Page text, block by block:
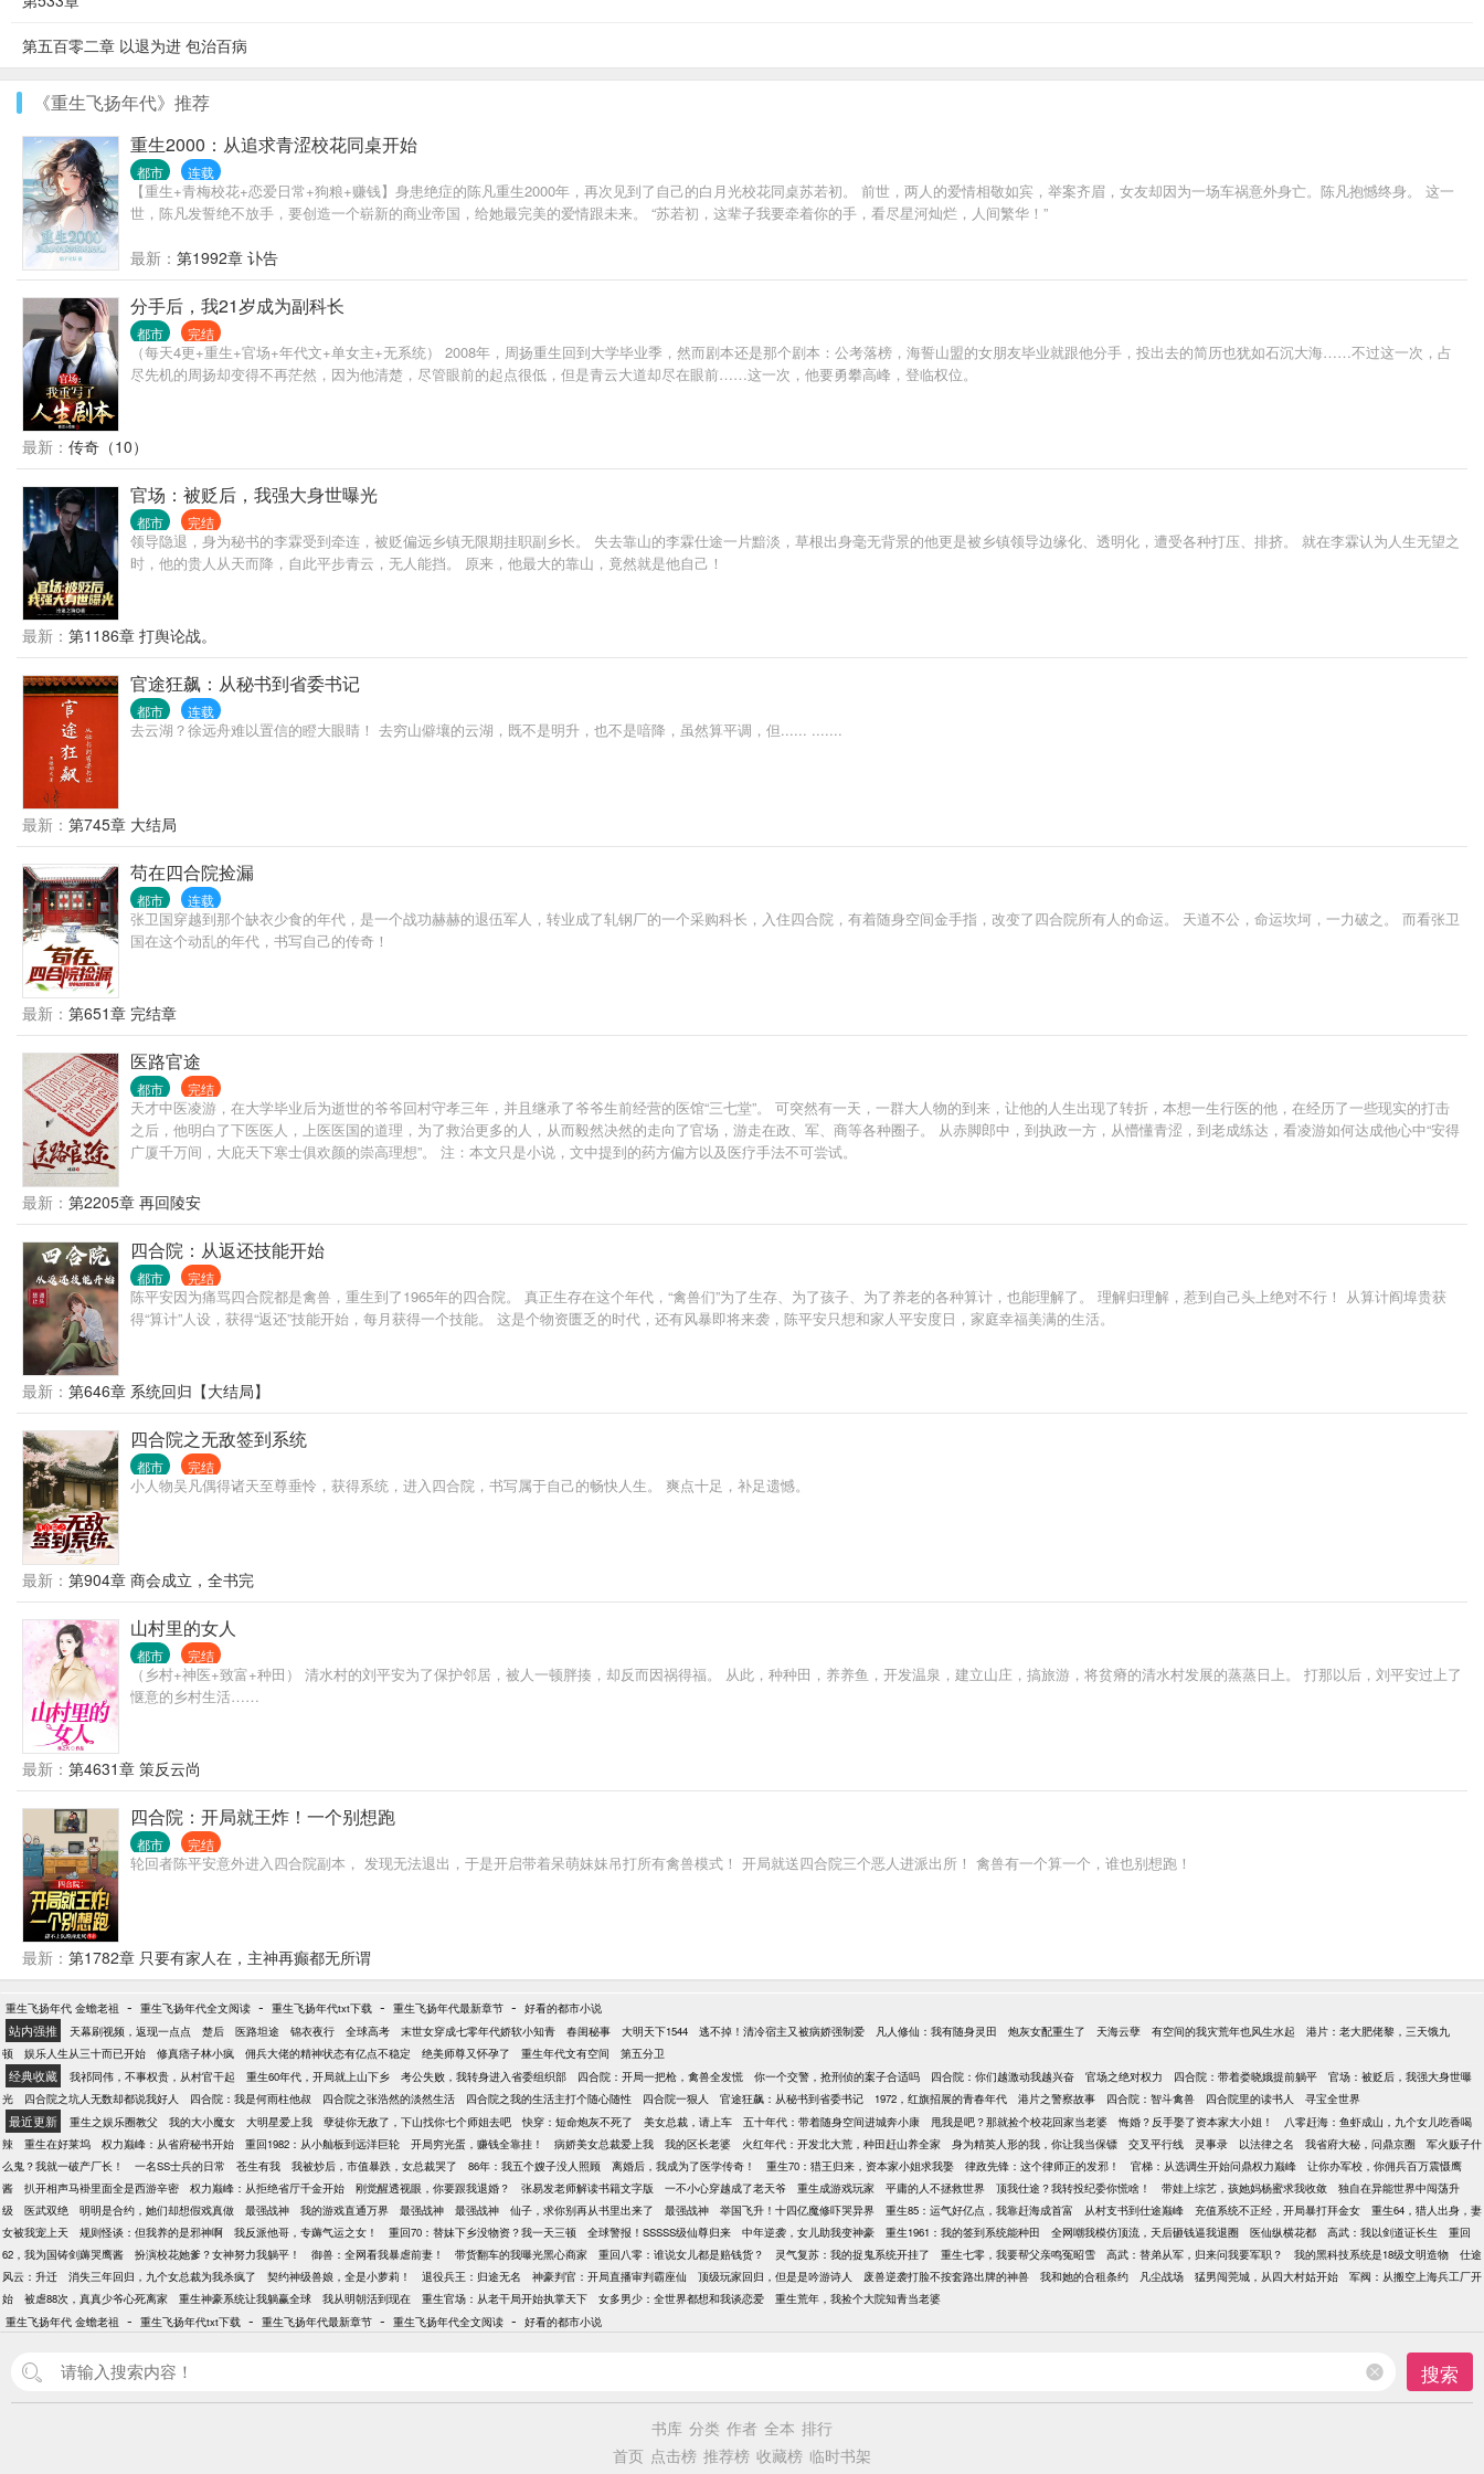
第五百零二章 以退为进 包治百病
《重生飞扬年代》推荐
重生2000：从追求青涩校花同桌开始
都市 连载
【重生+青梅校花+恋爱日常+狗粮+赚钱】身患绝症的陈凡重生2000年，再次见到了自己的白月光校花同桌苏若初。 前世，两人的爱情相敬如宾，举案齐眉，女友却因为一场车祸意外身亡。陈凡抱憾终身。 这一
世，陈凡发誓绝不放手，要创造一个崭新的商业帝国，给她最完美的爱情跟未来。 “苏若初，这辈子我要牵着你的手，看尽星河灿烂，人间繁华！”
最新： 第1992章 讣告
分手后，我21岁成为副科长
都市 完结
（每天4更+重生+官场+年代文+单女主+无系统） 2008年，周扬重生回到大学毕业季，然而剧本还是那个剧本：公考落榜，海誓山盟的女朋友毕业就跟他分手，投出去的简历也犹如石沉大海……不过这一次，占
尽先机的周扬却变得不再茫然，因为他清楚，尽管眼前的起点很低，但是青云大道却尽在眼前……这一次，他要勇攀高峰，登临权位。
最新： 传奇（10）
官场：被贬后，我强大身世曝光
都市 完结
领导隐退，身为秘书的李霖受到牵连，被贬偏远乡镇无限期挂职副乡长。 失去靠山的李霖仕途一片黯淡，草根出身毫无背景的他更是被乡镇领导边缘化、透明化，遭受各种打压、排挤。 就在李霖认为人生无望之
时，他的贵人从天而降，自此平步青云，无人能挡。 原来，他最大的靠山，竟然就是他自己！
最新： 第1186章 打舆论战。
官途狂飙：从秘书到省委书记
都市 连载
去云湖？徐远舟难以置信的瞪大眼睛！ 去穷山僻壤的云湖，既不是明升，也不是喑降，虽然算平调，但...... .......
最新： 第745章 大结局
苟在四合院捡漏
都市 连载
张卫国穿越到那个缺衣少食的年代，是一个战功赫赫的退伍军人，转业成了轧钢厂的一个采购科长，入住四合院，有着随身空间金手指，改变了四合院所有人的命运。 天道不公，命运坎坷，一力破之。 而看张卫
国在这个动乱的年代，书写自己的传奇！
最新： 第651章 完结章
医路官途
都市 完结
天才中医凌游，在大学毕业后为逝世的爷爷回村守孝三年，并且继承了爷爷生前经营的医馆“三七堂”。 可突然有一天，一群大人物的到来，让他的人生出现了转折，本想一生行医的他，在经历了一些现实的打击
之后，他明白了下医医人，上医医国的道理，为了救治更多的人，从而毅然决然的走向了官场，游走在政、军、商等各种圈子。 从赤脚郎中，到执政一方，从懵懂青涩，到老成练达，看凌游如何达成他心中“安得
广厦千万间，大庇天下寒士俱欢颜的崇高理想”。 注：本文只是小说，文中提到的药方偏方以及医疗手法不可尝试。
最新： 第2205章 再回陵安
四合院：从返还技能开始
都市 完结
陈平安因为痛骂四合院都是禽兽，重生到了1965年的四合院。 真正生存在这个年代，“禽兽们”为了生存、为了孩子、为了养老的各种算计，也能理解了。 理解归理解，惹到自己头上绝对不行！ 从算计阎埠贵获
得“算计”人设，获得“返还”技能开始，每月获得一个技能。 这是个物资匮乏的时代，还有风暴即将来袭，陈平安只想和家人平安度日，家庭幸福美满的生活。
最新： 第646章 系统回归【大结局】
四合院之无敌签到系统
都市 完结
小人物吴凡偶得诸天至尊垂怜，获得系统，进入四合院，书写属于自己的畅快人生。 爽点十足，补足遗憾。
最新： 第904章 商会成立，全书完
山村里的女人
都市 完结
（乡村+神医+致富+种田） 清水村的刘平安为了保护邻居，被人一顿胖揍，却反而因祸得福。 从此，种种田，养养鱼，开发温泉，建立山庄，搞旅游，将贫瘠的清水村发展的蒸蒸日上。 打那以后，刘平安过上了
惬意的乡村生活……
最新： 第4631章 策反云尚
四合院：开局就王炸！一个别想跑
都市 完结
轮回者陈平安意外进入四合院副本， 发现无法退出，于是开启带着呆萌妹妹吊打所有禽兽模式！ 开局就送四合院三个恶人进派出所！ 禽兽有一个算一个，谁也别想跑！
最新： 第1782章 只要有家人在，主神再癫都无所谓
重生飞扬年代 金蟾老祖 - 重生飞扬年代全文阅读 - 重生飞扬年代txt下载 - 重生飞扬年代最新章节 - 好看的都市小说
站内强推 天幕刷视频，返现一点点 楚后 医路坦途 锦衣夜行 全球高考 末世女穿成七零年代娇软小知青 春闺秘事 大明天下1544 逃不掉！清冷宿主又被病娇强制爱 凡人修仙：我有随身灵田 炮灰女配重生了 天海云孽 有空间的我灾荒年也风生水起
港片：老大肥佬黎，三天饿九
顿
娱乐人生从三十而已开始 修真痞子林小疯 佣兵大佬的精神状态有亿点不稳定 绝美师尊又怀孕了 重生年代文有空间 第五分卫
经典收藏 我祁同伟，不事权贵，从村官干起 重生60年代，开局就上山下乡 考公失败，我转身进入省委组织部 四合院：开局一把枪，禽兽全发慌 你一个交警，抢刑侦的案子合适吗 四合院：你们越激动我越兴奋 官场之绝对权力 四合院：带着娄晓娥提前躺平
官场：被贬后，我强大身世曝
光
四合院之坑人无数却都说我好人 四合院：我是何雨柱他叔 四合院之张浩然的淡然生活 四合院之我的生活主打个随心随性 四合院一狠人 官途狂飙：从秘书到省委书记 1972，红旗招展的青春年代 港片之警察故事 四合院：智斗禽兽 四合院里的读书人 寻宝全世界
最近更新 重生之娱乐圈教父 我的大小魔女 大明星爱上我 孽徒你无敌了，下山找你七个师姐去吧 快穿：短命炮灰不死了 美女总裁，请上车 五十年代：带着随身空间进城奔小康 甩我是吧？那就捡个校花回家当老婆 悔婚？反手娶了资本家大小姐！
八零赶海：鱼虾成山，九个女儿吃香喝
辣
重生在好莱坞 权力巅峰：从省府秘书开始 重回1982：从小舢板到远洋巨轮 开局穷光蛋，赚钱全靠挂！ 病娇美女总裁爱上我 我的区长老婆 火红年代：开发北大荒，种田赶山养全家 身为精英人形的我，你让我当保镖 交叉平行线 灵事录 以法律之名 我省府大秘，问鼎京圈
军火贩子什
么鬼？我就一破产厂长！
一名SS士兵的日常 苍生有我 我被炒后，市值暴跌，女总裁哭了 86年：我五个嫂子没人照顾 离婚后，我成为了医学传奇！ 重生70：猎王归来，资本家小姐求我娶 律政先锋：这个律师正的发邪！ 官梯：从选调生开始问鼎权力巅峰
让你办军校，你佣兵百万震慑鹰
酱
扒开相声马褂里面全是西游辛密 权力巅峰：从拒绝省厅千金开始 刚觉醒透视眼，你要跟我退婚？ 张易发老师解读书籍文字版 一不小心穿越成了老天爷 重生成游戏玩家 平庸的人不拯救世界 顶我仕途？我转投纪委你慌啥！ 带娃上综艺，孩她妈杨蜜求我收敛
独自在异能世界中闯荡升
级
医武双绝 明明是合约，她们却想假戏真做 最强战神 我的游戏直通万界 最强战神 最强战神 仙子，求你别再从书里出来了 最强战神 举国飞升！十四亿魔修吓哭异界 重生85：运气好亿点，我靠赶海成首富 从村支书到仕途巅峰 充值系统不正经，开局暴打拜金女
重生64，猎人出身，妻
女被我宠上天
规则怪谈：但我养的是邪神啊 我反派他哥，专薅气运之女！ 重回70：替妹下乡没物资？我一天三顿 全球警报！SSSSS级仙尊归来 中年逆袭，女儿助我变神豪 重生1961：我的签到系统能种田 全网嘲我模仿顶流，天后砸钱逼我退圈 医仙纵横花都 高武：我以剑道证长生
重回
62，我为国铸剑薅哭鹰酱
扮演校花她爹？女神努力我躺平！ 御兽：全网看我暴虐前妻！ 带货翻车的我曝光黑心商家 重回八零：谁说女儿都是赔钱货？ 灵气复苏：我的捉鬼系统开挂了 重生七零，我要帮父亲鸣冤昭雪 高武：替弟从军，归来问我要军职？ 我的黑科技系统是18级文明造物
仕途
风云：升迁
消失三年回归，九个女总裁为我杀疯了 契约神级兽娘，全是小萝莉！ 退役兵王：归途无名 神豪判官：开局直播审判霸座仙 顶级玩家回归，但是是吟游诗人 废兽逆袭打脸不按套路出牌的神兽 我和她的合租条约 凡尘战场 猛男闯莞城，从四大村姑开始
军阀：从搬空上海兵工厂开
始
被虐88次，真真少爷心死离家 重生神豪系统让我躺赢全球 我从明朝活到现在 重生官场：从老干局开始执掌天下 女多男少：全世界都想和我谈恋爱
重生荒年，我捡个大院知青当老婆
重生飞扬年代 金蟾老祖 - 重生飞扬年代txt下载 - 重生飞扬年代最新章节 - 重生飞扬年代全文阅读 - 好看的都市小说
搜索
书库 分类 作者 全本 排行
首页 点击榜 推荐榜 收藏榜 临时书架